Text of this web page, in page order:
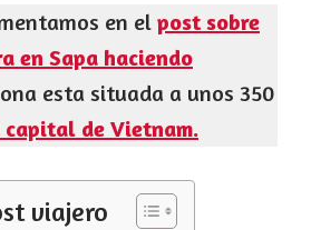
en elpost sobre
en Sapa haciendo
esta situada a unos 350
de Vietnam.
viajero